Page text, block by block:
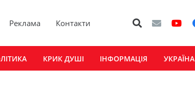
Реклама Контакти
КРИК ДУШІ ІНФОРМАЦІЯ УКРАЇНА